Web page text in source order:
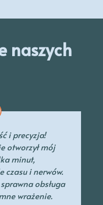
naszych
i precyzja!
otworzył mój
minut,
czasu i nerwów.
obsługa
wrażenie.